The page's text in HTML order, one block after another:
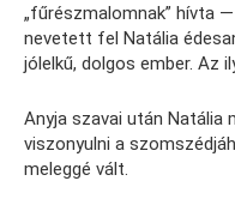
„fűrészmalomnak” hívta
nevetett fel Natália
jólelkű, dolgos ember. Az
Anyja szavai után Natália
viszonyulni a
meleggé vált.